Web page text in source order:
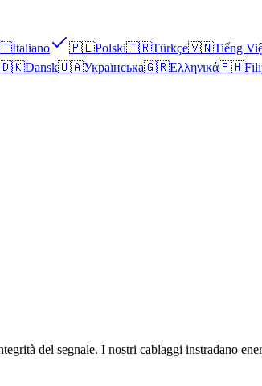
Italiano 🇵🇱Polski🇹🇷Türkçe🇻🇳Tiếng
🇩🇰Dansk🇺🇦Українська🇬🇷Ελληνικά🇵🇭
del segnale. I nostri cablaggi instradano